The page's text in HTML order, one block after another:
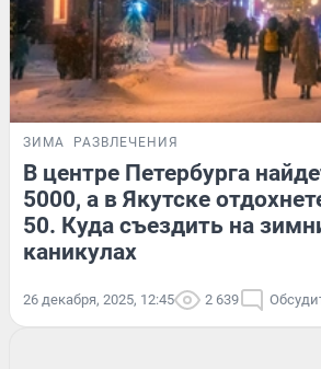
ЗИМА РАЗВЛЕЧЕНИЯ
В центре Петербурга
5000, а в Якутске
50. Куда съездить на
каникулах
26 декабря, 2025, 12:45 2 639